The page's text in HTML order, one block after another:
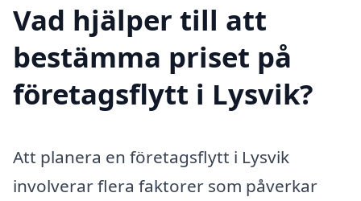
Vad hjälper till att
bestämma priset på
företagsflytt i Lysvik?
Att planera en företagsflytt i Lysvik
involverar flera faktorer som påverkar